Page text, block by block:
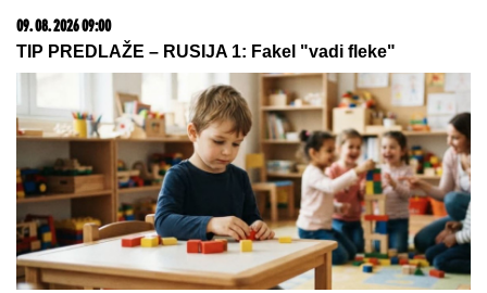
09. 08. 2026 09:00
TIP PREDLAŽE – RUSIJA 1: Fakel "vadi fleke"